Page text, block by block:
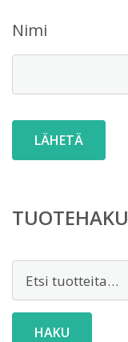
Nimi
TUOTEHAKU
HAKU